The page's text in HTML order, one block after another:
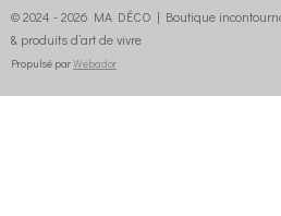
© 2024 - 2026 MA DÉCO | Boutique
& produits d’art de vivre
Propulsé parWebador